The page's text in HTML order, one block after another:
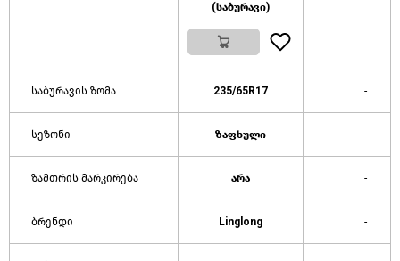
(საბურავი)
საბურავის ზომა 235/65R17 -
სეზონი ზაფხული -
ზამთრის მარკირება არა -
ბრენდი Linglong -